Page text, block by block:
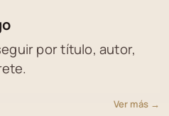
por título, autor,
Ver más →